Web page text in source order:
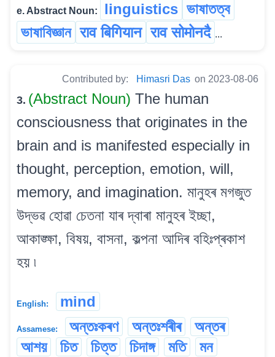
e. Abstract Noun: linguistics ভাষাতত্ব
ভাষাবিজ্ঞান राव बिगियान राव सोमोनदै ...
Contributed by: Himasri Das on 2023-08-06
3. (Abstract Noun) The human
consciousness that originates in the
brain and is manifested especially in
thought, perception, emotion, will,
memory, and imagination. মানুহৰ মগজুত
উদ্ভৱ হোৱা চেতনা যাৰ দ্বাৰা মানুহৰ ইচ্ছা,
আকাঙ্ক্ষা, বিষয়, বাসনা, কল্পনা আদিৰ বহিঃপ্ৰকাশ
হয় ৷
English: mind
Assamese: অন্তঃকৰণ অন্তঃশৰীৰ
অন্তৰ
আশয়
চিত চিত্ত চিদাঙ্গ মতি
মন